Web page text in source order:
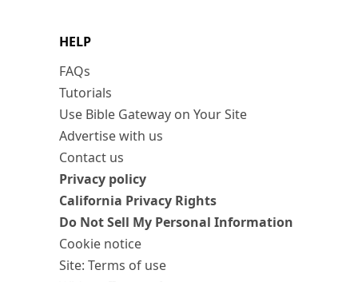
HELP
FAQs
Tutorials
Use Bible Gateway on Your Site
Advertise with us
Contact us
Privacy policy
California Privacy Rights
Do Not Sell My Personal Information
Cookie notice
Site: Terms of use